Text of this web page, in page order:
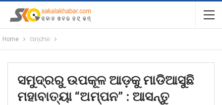
Home ଅମ୍ଫାନ
ସମୁଦ୍ରରୁ ଉପକୂଳ ଆଡ଼କୁ ମାଡିଆସୁଛି
ମହାବାତ୍ୟା “ଅମ୍ପନ” : ଆସନ୍ତୁ